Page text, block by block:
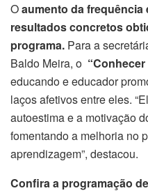
Oaumento da frequência
resultados concretos
programa. Para a
Baldo Meira, o
educando e educador
laços afetivos entre eles.
autoestima e a motivação
fomentando a melhoria no
aprendizagem”, destacou.
Confira a programação